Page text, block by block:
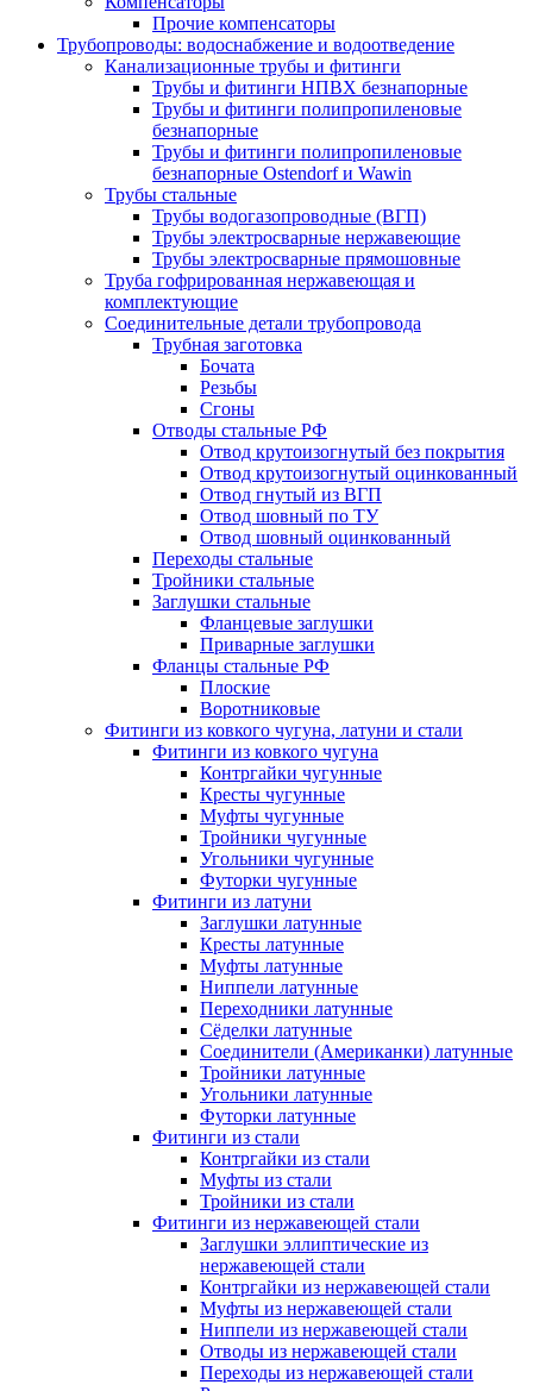
Прочие компенсаторы
Трубопроводы: водоснабжение и водоотведение
Канализационные трубы и фитинги
Трубы и фитинги НПВХ безнапорные
Трубы и фитинги полипропиленовые
безнапорные
Трубы и фитинги полипропиленовые
безнапорные Ostendorf и Wawin
Трубы стальные
Трубы водогазопроводные (ВГП)
Трубы электросварные нержавеющие
Трубы электросварные прямошовные
Труба гофрированная нержавеющая и
комплектующие
Соединительные детали трубопровода
Трубная заготовка
Бочата
Резьбы
Сгоны
Отводы стальные РФ
Отвод крутоизогнутый без покрытия
Отвод крутоизогнутый оцинкованный
Отвод гнутый из ВГП
Отвод шовный по ТУ
Отвод шовный оцинкованный
Переходы стальные
Тройники стальные
Заглушки стальные
Фланцевые заглушки
Приварные заглушки
Фланцы стальные РФ
Плоские
Воротниковые
Фитинги из ковкого чугуна, латуни и стали
Фитинги из ковкого чугуна
Контргайки чугунные
Кресты чугунные
Муфты чугунные
Тройники чугунные
Угольники чугунные
Футорки чугунные
Фитинги из латуни
Заглушки латунные
Кресты латунные
Муфты латунные
Ниппели латунные
Переходники латунные
Сёделки латунные
Соединители (Американки) латунные
Тройники латунные
Угольники латунные
Футорки латунные
Фитинги из стали
Контргайки из стали
Муфты из стали
Тройники из стали
Фитинги из нержавеющей стали
Заглушки эллиптические из
нержавеющей стали
Контргайки из нержавеющей стали
Муфты из нержавеющей стали
Ниппели из нержавеющей стали
Отводы из нержавеющей стали
Переходы из нержавеющей стали